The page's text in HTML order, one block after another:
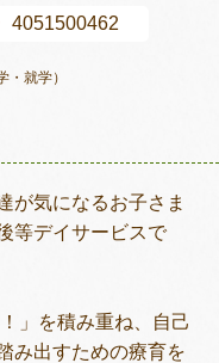
4051500462
就学）
が気になるお子さま
等デイサービスで
」を積み重ね、自己
み出すための療育を